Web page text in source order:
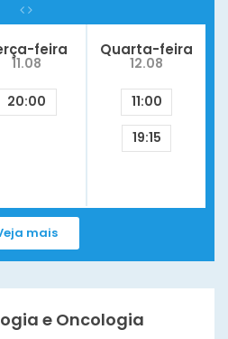
feira
11.08
20:00
Quarta-feira
12.08
11:00
19:15
mais
e Oncologia